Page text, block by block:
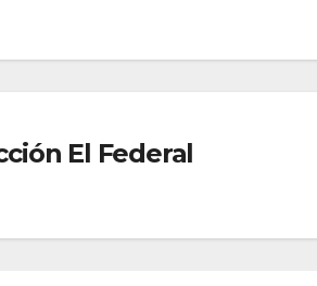
El Federal